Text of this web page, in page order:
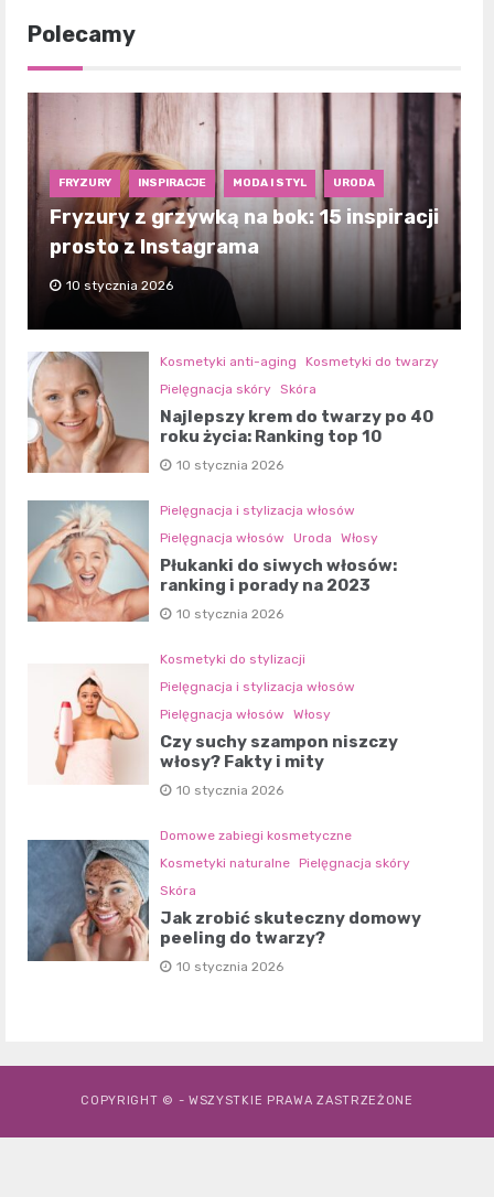
Polecamy
FRYZURY INSPIRACJE MODA I STYL URODA
Fryzury z grzywką na bok: 15 inspiracji
prosto z Instagrama
10 stycznia 2026
Kosmetyki anti-aging
Kosmetyki do twarzy
Pielęgnacja skóry Skóra
Najlepszy krem do twarzy po 40
roku życia: Ranking top 10
10 stycznia 2026
Pielęgnacja i stylizacja włosów
Pielęgnacja włosów
Uroda Włosy
Płukanki do siwych włosów:
ranking i porady na 2023
10 stycznia 2026
Kosmetyki do stylizacji
Pielęgnacja i stylizacja włosów
Pielęgnacja włosów
Włosy
Czy suchy szampon niszczy
włosy? Fakty i mity
10 stycznia 2026
Domowe zabiegi kosmetyczne
Kosmetyki naturalne Pielęgnacja skóry
Skóra
Jak zrobić skuteczny domowy
peeling do twarzy?
10 stycznia 2026
COPYRIGHT © - WSZYSTKIE PRAWA ZASTRZEŻONE